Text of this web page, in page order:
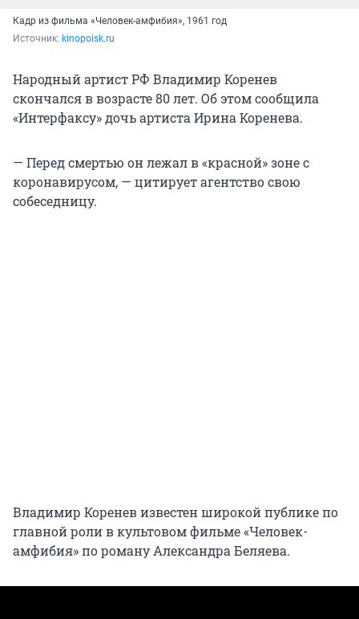
Кадр из фильма «Человек-амфибия», 1961 год
Источник: kinopoisk.ru
Народный артист РФ Владимир Коренев
скончался в возрасте 80 лет. Об этом сообщила
«Интерфаксу» дочь артиста Ирина Коренева.
— Перед смертью он лежал в «красной» зоне с
коронавирусом, — цитирует агентство свою
собеседницу.
Владимир Коренев известен широкой публике по
главной роли в культовом фильме «Человек-
амфибия» по роману Александра Беляева.